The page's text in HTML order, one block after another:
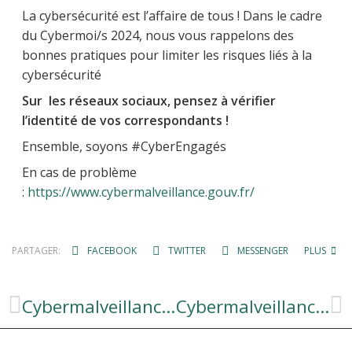
La cybersécurité est l’affaire de tous ! Dans le cadre
du Cybermoi/s 2024, nous vous rappelons des
bonnes pratiques pour limiter les risques liés à la
cybersécurité
Sur les réseaux sociaux, pensez à vérifier
l’identité de vos correspondants !
Ensemble, soyons #CyberEngagés
En cas de problème
: https://www.cybermalveillance.gouv.fr/
PARTAGER: FACEBOOK TWITTER MESSENGER PLUS
Cybermalveillance – FAUSSE BONNE IDÉE N° 4 Cybermalveillance – FAUSSE BONNE IDÉE N° 6